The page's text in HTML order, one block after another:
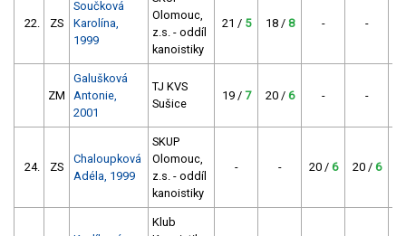
22. ZS
Součková
Karolína,
1999
Olomouc,
z.s. - oddíl
kanoistiky
21 / 5 18 / 8 - -
ZM
Galušková
Antonie,
2001
TJ KVS
Sušice
19 / 7 20 / 6 - -
24. ZS
Chaloupková
Adéla, 1999
SKUP
Olomouc,
z.s. - oddíl
kanoistiky
- - 20 / 6 20 / 6
Klub